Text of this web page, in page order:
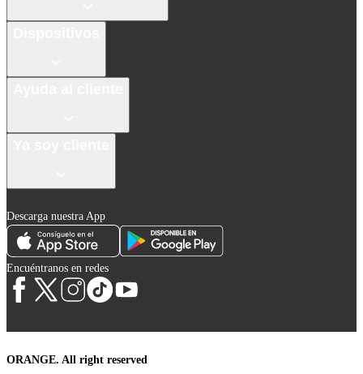
Descarga nuestra App
Encuéntranos en redes
ORANGE. All right reserved